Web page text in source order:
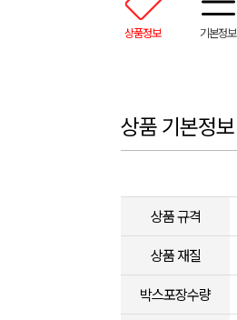
상품정보 기본정보
상품 기본정보
상품 규격
상품 재질
박스포장수량